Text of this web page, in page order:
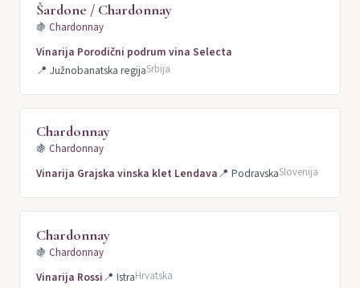
Šardone / Chardonnay
🍇 Chardonnay
Vinarija Porodični podrum vina Selecta
📍 Južnobanatska regijaSrbija
Chardonnay
🍇 Chardonnay
Vinarija Grajska vinska klet Lendava📍 PodravskaSlovenija
Chardonnay
🍇 Chardonnay
Vinarija Rossi📍 IstraHrvatska